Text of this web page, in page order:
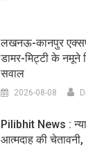
लखनऊ-कानपुर
डामर-मिट्टी के
सवाल
2026-08-08
Pilibhit News :
आत्मदाह की